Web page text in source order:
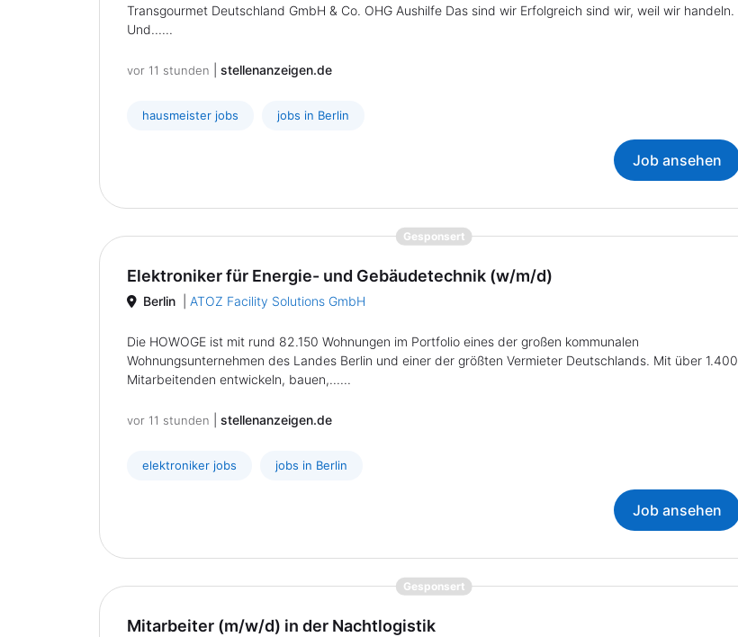
Transgourmet Deutschland GmbH & Co. OHG Aushilfe Das sind wir Erfolgreich sind wir, weil wir handeln.
Und......
vor 11 stunden stellenanzeigen.de
hausmeister jobs jobs in Berlin
Job ansehen
Gesponsert{prompt.job}
Elektroniker für Energie- und Gebäudetechnik (w/m/d)
Berlin ATOZ Facility Solutions GmbH
Die HOWOGE ist mit rund 82.150 Wohnungen im Portfolio eines der großen kommunalen
Wohnungsunternehmen des Landes Berlin und einer der größten Vermieter Deutschlands. Mit über 1.400
Mitarbeitenden entwickeln, bauen,......
vor 11 stunden stellenanzeigen.de
elektroniker jobs jobs in Berlin
Job ansehen
Gesponsert{prompt.job}
Mitarbeiter (m/w/d) in der Nachtlogistik